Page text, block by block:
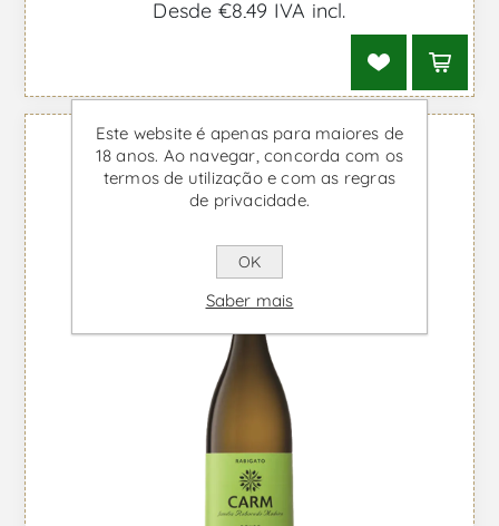
Desde €8,49 IVA incl.
Este website é apenas para maiores de
18 anos. Ao navegar, concorda com os
termos de utilização e com as regras
de privacidade.
OK
Saber mais